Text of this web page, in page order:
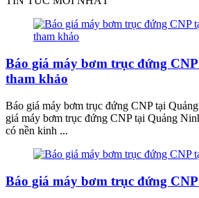
Báo giá máy bơm trục đứng
tham khảo
Báo giá máy bơm trục đứng CNP tại
giá máy bơm trục đứng CNP tại Quảng
có nền kinh ...
Báo giá máy bơm trục đứng